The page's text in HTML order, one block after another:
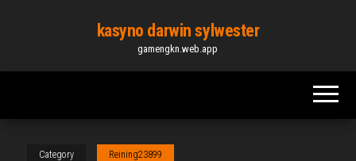
content
kasyno darwin sylwester
gamengkn.web.app
Category Reining23899